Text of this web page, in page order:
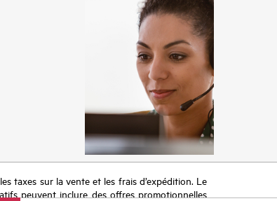
taxes sur la vente et les frais d’expédition. Le
peuvent inclure des offres promotionnelles